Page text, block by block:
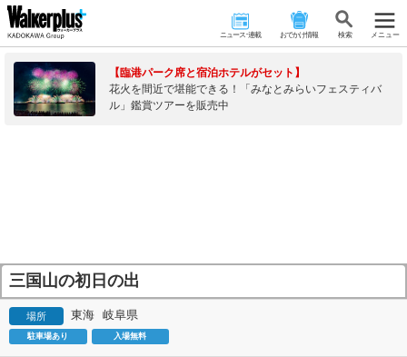
ニュース･連載 おでかけ情報 検 索 メニュー
【臨港パーク席と宿泊ホテルがセット】
花火を間近で堪能できる！「みなとみらいフェスティバ
ル」鑑賞ツアーを販売中
三国山の初日の出
場所 東海 岐阜県
駐車場あり 入場無料